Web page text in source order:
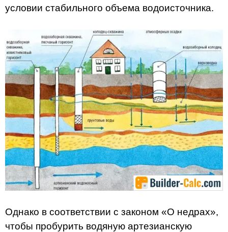
условии стабильного объема водоисточника.
Однако в соответствии с законом «О недрах»,
чтобы пробурить водяную артезианскую